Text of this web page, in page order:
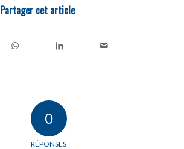
Partager cet article
0
RÉPONSES